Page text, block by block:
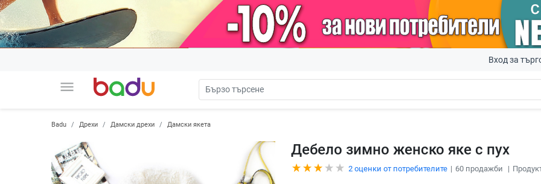
menu
Вход за
Badu Дрехи Дамски дрехи Дамски якета
Дебело зимно женско яке с пух
2оценки от потребителите 60продажби